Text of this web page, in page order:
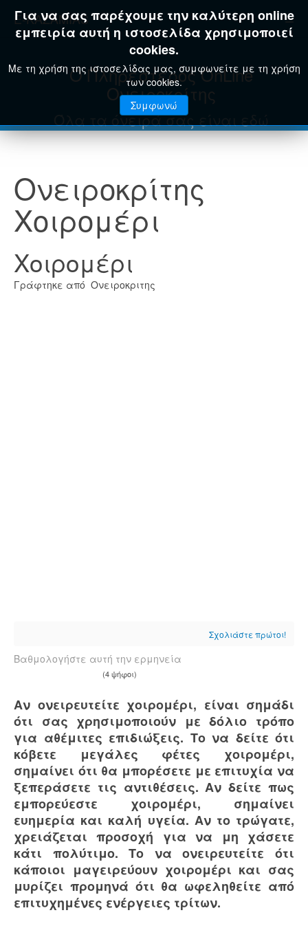
E-KAZAMIAS
Για να σας παρέχουμε την καλύτερη online
εμπειρία αυτή η ιστοσελίδα χρησιμοποιεί
cookies.
Με τη χρήση της ιστοσελίδας μας, συμφωνείτε με τη χρήση
των cookies.
Συμφωνώ
Ο Πληρέστερος OnLine
Ονειροκρίτης
Όλα τα όνειρά σας είναι εδώ
Ονειροκρίτης
Χοιρομέρι
Χοιρομέρι
Γράφτηκε από Ονειροκριτης
Σχολιάστε πρώτοι!
Βαθμολογήστε αυτή την ερμηνεία
(4 ψήφοι)
Αν ονειρευτείτε χοιρομέρι, είναι σημάδι
ότι σας χρησιμοποιούν με δόλιο τρόπο
για αθέμιτες επιδιώξεις. Το να δείτε ότι
κόβετε μεγάλες φέτες χοιρομέρι,
σημαίνει ότι θα μπορέσετε με επιτυχία να
ξεπεράσετε τις αντιθέσεις. Αν δείτε πως
εμπορεύεστε χοιρομέρι, σημαίνει
ευημερία και καλή υγεία. Αν το τρώγατε,
χρειάζεται προσοχή για να μη χάσετε
κάτι πολύτιμο. Το να ονειρευτείτε ότι
κάποιοι μαγειρεύουν χοιρομέρι και σας
μυρίζει προμηνά ότι θα ωφεληθείτε από
επιτυχημένες ενέργειες τρίτων.